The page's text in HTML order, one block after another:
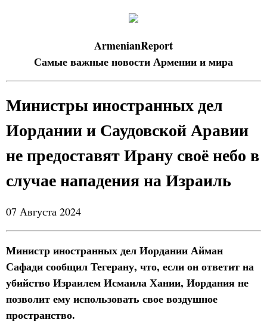
ArmenianReport
Самые важные новости Армении и мира
Министры иностранных дел
Иордании и Саудовской Аравии
не предоставят Ирану своё небо в
случае нападения на Израиль
07 Августа 2024
Министр иностранных дел Иордании Айман
Сафади сообщил Тегерану, что, если он ответит на
убийство Израилем Исмаила Хании, Иордания не
позволит ему использовать свое воздушное
пространство.